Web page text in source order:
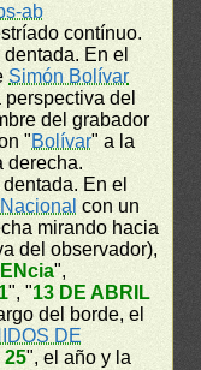
ab
contínuo.
En el
Simón Bolívar
del
del grabador
"Bolívar" a la
derecha.
En el
con un
mirando hacia
del observador),
",
", "13 DE ABRIL
del borde, el
DE
25", el año y la